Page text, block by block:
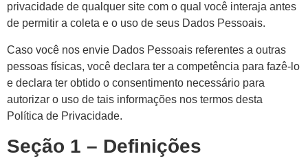
privacidade de qualquer site com o qual você interaja antes
de permitir a coleta e o uso de seus Dados Pessoais.
Caso você nos envie Dados Pessoais referentes a outras
pessoas físicas, você declara ter a competência para fazê-lo
e declara ter obtido o consentimento necessário para
autorizar o uso de tais informações nos termos desta
Política de Privacidade.
Seção 1 – Definições